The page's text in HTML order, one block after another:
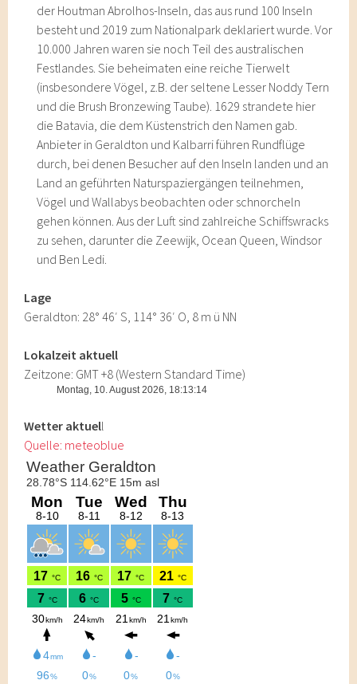
der Houtman Abrolhos-Inseln, das aus rund 100 Inseln
besteht und 2019 zum Nationalpark deklariert wurde. Vor
10.000 Jahren waren sie noch Teil des australischen
Festlandes. Sie beheimaten eine reiche Tierwelt
(insbesondere Vögel, z.B. der seltene Lesser Noddy Tern
und die Brush Bronzewing Taube). 1629 strandete hier
die Batavia, die dem Küstenstrich den Namen gab.
Anbieter in Geraldton und Kalbarri führen Rundflüge
durch, bei denen Besucher auf den Inseln landen und an
Land an geführten Naturspaziergängen teilnehmen,
Vögel und Wallabys beobachten oder schnorcheln
gehen können. Aus der Luft sind zahlreiche Schiffswracks
zu sehen, darunter die Zeewijk, Ocean Queen, Windsor
und Ben Ledi.
Lage
Geraldton: 28° 46′ S, 114° 36′ O, 8 m ü NN
Lokalzeit aktuell
Zeitzone: GMT +8 (Western Standard Time)
Wetter aktuell
Quelle: meteoblue